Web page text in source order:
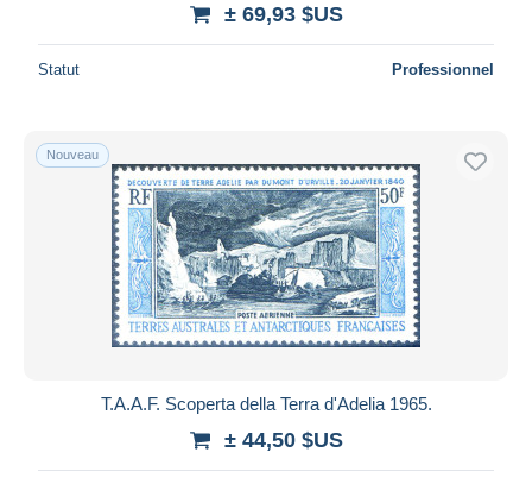
± 69,93 $US
Statut Professionnel
Nouveau
T.A.A.F. Scoperta della Terra d'Adelia 1965.
± 44,50 $US